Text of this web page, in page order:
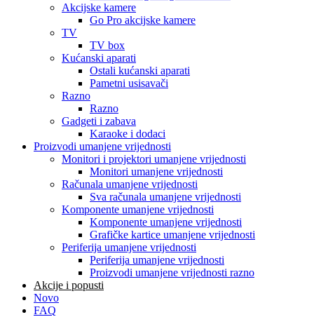
Akcijske kamere
Go Pro akcijske kamere
TV
TV box
Kućanski aparati
Ostali kućanski aparati
Pametni usisavači
Razno
Razno
Gadgeti i zabava
Karaoke i dodaci
Proizvodi umanjene vrijednosti
Monitori i projektori umanjene vrijednosti
Monitori umanjene vrijednosti
Računala umanjene vrijednosti
Sva računala umanjene vrijednosti
Komponente umanjene vrijednosti
Komponente umanjene vrijednosti
Grafičke kartice umanjene vrijednosti
Periferija umanjene vrijednosti
Periferija umanjene vrijednosti
Proizvodi umanjene vrijednosti razno
Akcije i popusti
Novo
FAQ